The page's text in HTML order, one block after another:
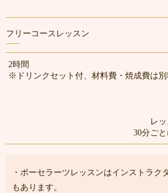
フリーコースレッスン
2時間
※ドリンクセット付、材料費・焼成費は別
レ
30分ごと
・ポーセラーツレッスンはインストラク
もあります。